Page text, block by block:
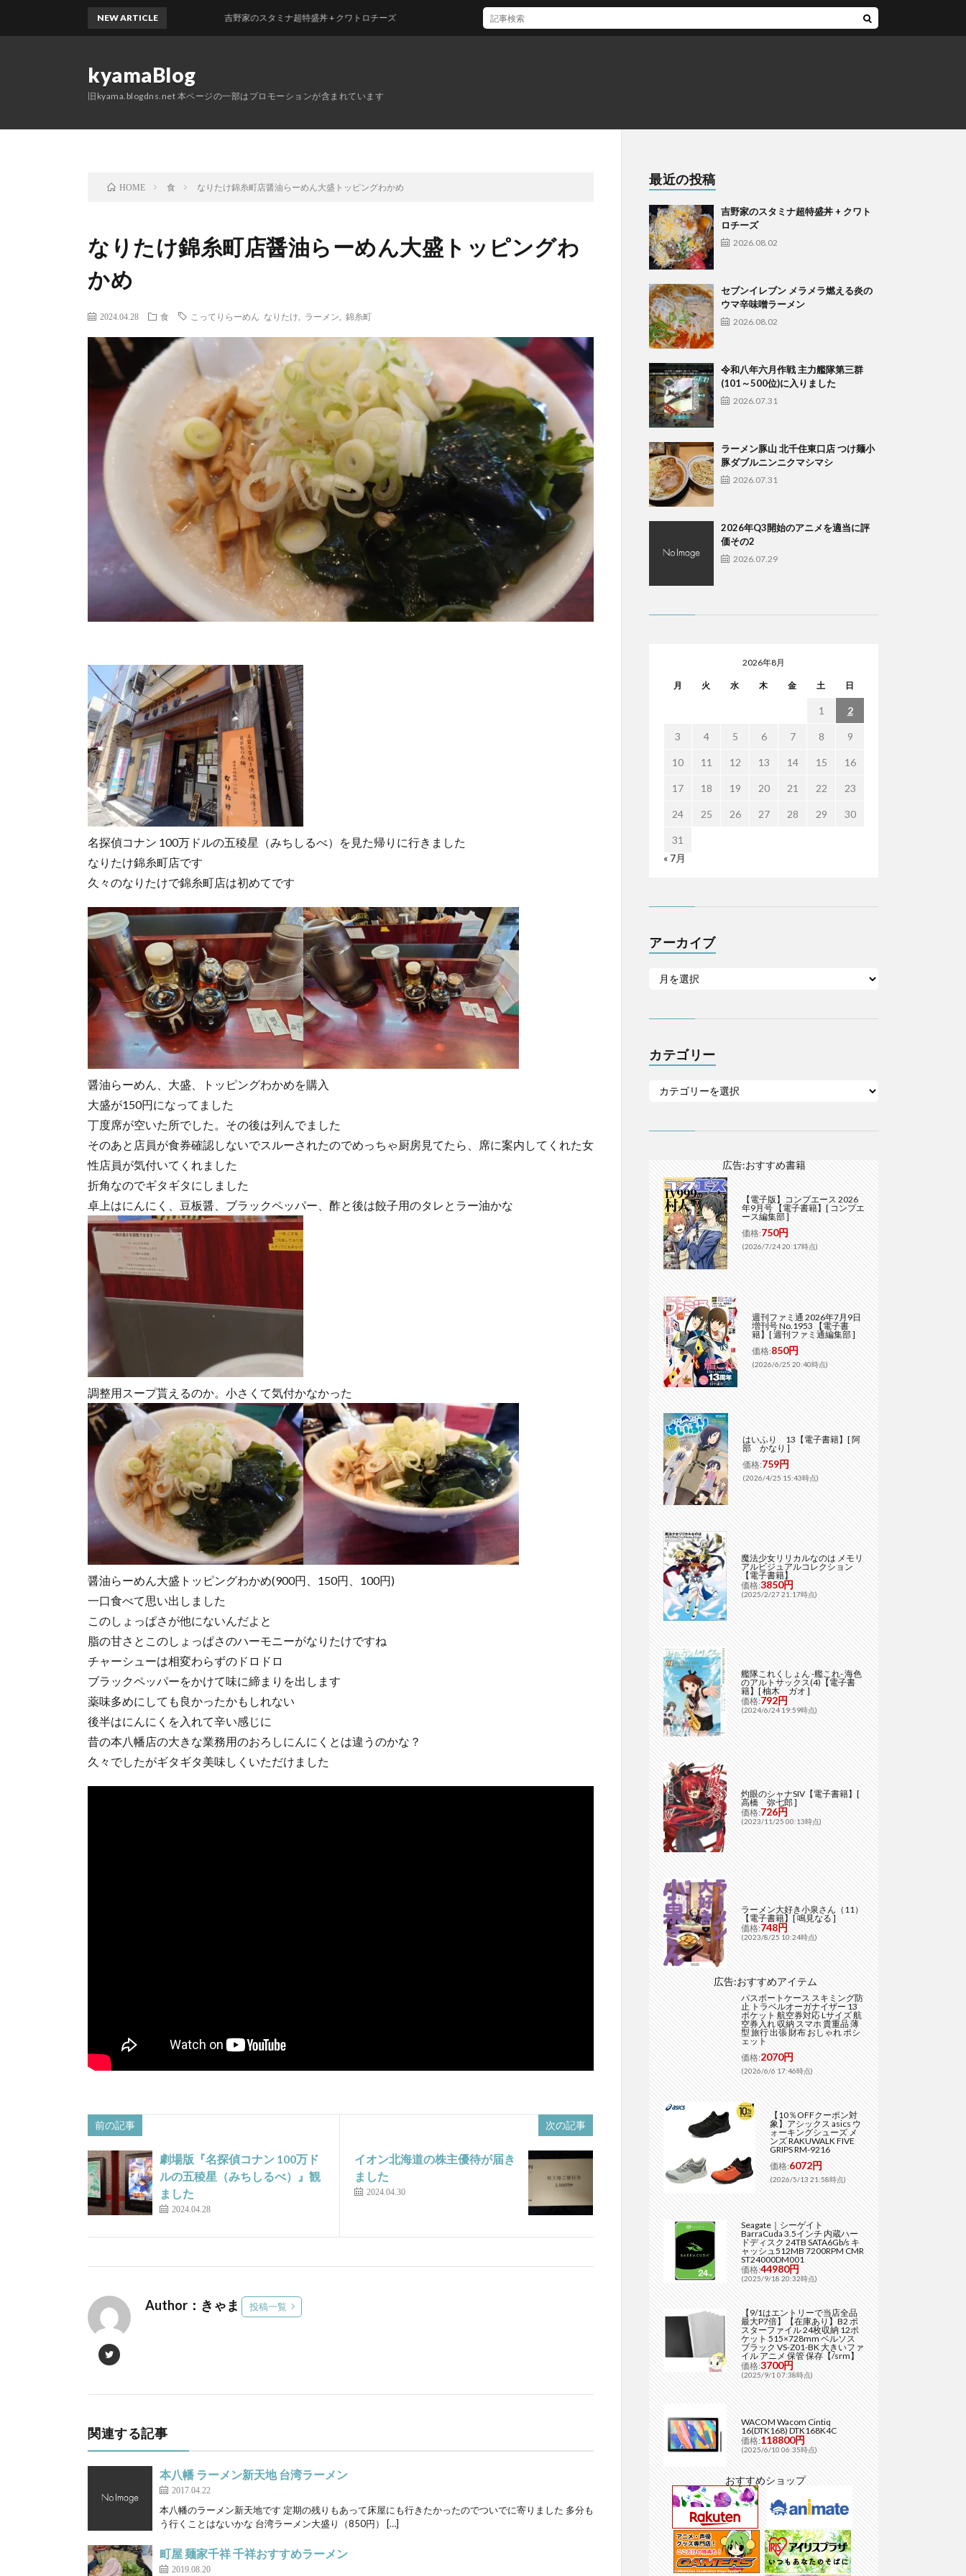
kyamaBlog
旧kyama.blogdns.net 本ページの一部はプロモーションが含まれています
NEW ARTICLE 吉野家のスタミナ超特盛丼 + クワトロチーズ
HOME 食 なりたけ錦糸町店醤油らーめん大盛トッピングわかめ
なりたけ錦糸町店醤油らーめん大盛トッピングわ
かめ
2024.04.28 食 こってりらーめん なりたけ ラーメン 錦糸町
名探偵コナン 100万ドルの五稜星（みちしるべ）を見た帰りに行きました
なりたけ錦糸町店です
久々のなりたけで錦糸町店は初めてです
醤油らーめん、大盛、トッピングわかめを購入
大盛が150円になってました
丁度席が空いた所でした。その後は列んでました
そのあと店員が食券確認しないでスルーされたのでめっちゃ厨房見てたら、席に案内してくれた女
性店員が気付いてくれました
折角なのでギタギタにしました
卓上はにんにく、豆板醤、ブラックペッパー、酢と後は餃子用のタレとラー油かな
調整用スープ貰えるのか。小さくて気付かなかった
醤油らーめん大盛トッピングわかめ(900円、150円、100円)
一口食べて思い出しました
このしょっぱさが他にないんだよと
脂の甘さとこのしょっぱさのハーモニーがなりたけですね
チャーシューは相変わらずのドロドロ
ブラックペッパーをかけて味に締まりを出します
薬味多めにしても良かったかもしれない
後半はにんにくを入れて辛い感じに
昔の本八幡店の大きな業務用のおろしにんにくとは違うのかな？
久々でしたがギタギタ美味しくいただけました
前の記事
劇場版『名探偵コナン 100万ド
ルの五稜星（みちしるべ）』観
ました
2024.04.28
次の記事
イオン北海道の株主優待が届き
ました
2024.04.30
Author：きゃま 投稿一覧
関連する記事
本八幡 ラーメン新天地 台湾ラーメン
2017.04.22
本八幡のラーメン新天地です 定期の残りもあって床屋にも行きたかったのでついでに寄りました 多分も
う行くことはないかな 台湾ラーメン大盛り（850円） […]
町屋 麺家千祥 千祥おすすめラーメン
2019.08.20
最近の投稿
吉野家のスタミナ超特盛丼 + クワト
ロチーズ
2026.08.02
セブンイレブン メラメラ燃える炎の
ウマ辛味噌ラーメン
2026.08.02
令和八年六月作戦 主力艦隊第三群
(101～500位)に入りました
2026.07.31
ラーメン豚山 北千住東口店 つけ麺小
豚ダブルニンニクマシマシ
2026.07.31
2026年Q3開始のアニメを適当に評
価その2
2026.07.29
2026年8月
月 火 水 木 金 土 日
1 2
3 4 5 6 7 8 9
10 11 12 13 14 15 16
17 18 19 20 21 22 23
24 25 26 27 28 29 30
31
« 7月
アーカイブ
カテゴリー
広告:おすすめ書籍
【電子版】コンプエース 2026
年9月号 【電子書籍】[ コンプエ
ース編集部 ]
価格:750円
(2026/7/24 20:17時点)
週刊ファミ通 2026年7月9日
増刊号 No.1953 【電子書
籍】[ 週刊ファミ通編集部 ]
価格:850円
(2026/6/25 20:40時点)
はいふり 13【電子書籍】[ 阿
部 かなり ]
価格:759円
(2026/4/25 15:43時点)
魔法少女リリカルなのは メモリ
アルビジュアルコレクション
【電子書籍】
価格:3850円
(2025/2/27 21:17時点)
艦隊これくしょん -艦これ- 海色
のアルトサックス(4)【電子書
籍】[ 柚木 ガオ ]
価格:792円
(2024/6/24 19:59時点)
灼眼のシャナSIV【電子書籍】[
高橋 弥七郎 ]
価格:726円
(2023/11/25 00:13時点)
ラーメン大好き小泉さん（11）
【電子書籍】[ 鳴見なる ]
価格:748円
(2023/8/25 10:24時点)
広告:おすすめアイテム
パスポートケース スキミング防
止 トラベルオーガナイザー 13
ポケット 航空券対応 Lサイズ 航
空券入れ 収納 スマホ 貴重品 薄
型 旅行 出張 財布 おしゃれ ポシ
ェット
価格:2070円
(2026/6/6 17:46時点)
【10％OFFクーポン対
象】アシックス asics ウ
ォーキングシューズ メ
ンズ RAKUWALK FIVE
GRIPS RM-9216
価格:6072円
(2026/5/13 21:58時点)
Seagate｜シーゲイト
BarraCuda 3.5インチ 内蔵ハー
ドディスク 24TB SATA6Gb/s キ
ャッシュ512MB 7200RPM CMR
ST24000DM001
価格:44980円
(2025/9/18 20:32時点)
【9/1はエントリーで当店全品
最大P7倍】【在庫あり】B2 ポ
スターファイル 24枚収納 12ポ
ケット 515×728mm ベルソス
ブラック VS-Z01-BK 大きいファ
イル アニメ 保管 保存【/srm】
価格:3700円
(2025/9/1 07:38時点)
WACOM Wacom Cintiq
16(DTK168) DTK168K4C
価格:118800円
(2025/6/10 06:35時点)
おすすめショップ